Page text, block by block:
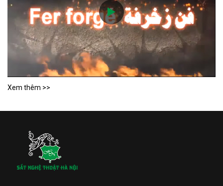
Xem thêm >>